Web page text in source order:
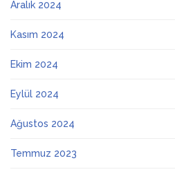
Aralık 2024
Kasım 2024
Ekim 2024
Eylül 2024
Ağustos 2024
Temmuz 2023